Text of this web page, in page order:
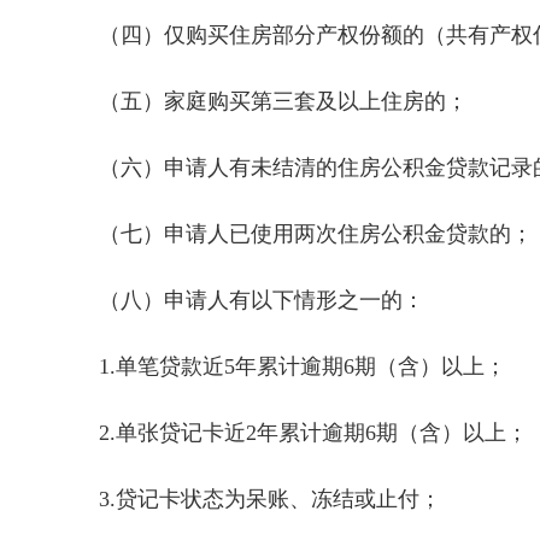
（四）仅购买住房部分产权份额的（共有产权
（五）家庭购买第三套及以上住房的；
（六）申请人有未结清的住房公积金贷款记录
（七）申请人已使用两次住房公积金贷款的；
（八）申请人有以下情形之一的：
1.单笔贷款近5年累计逾期6期（含）以上；
2.单张贷记卡近2年累计逾期6期（含）以上；
3.贷记卡状态为呆账、冻结或止付；